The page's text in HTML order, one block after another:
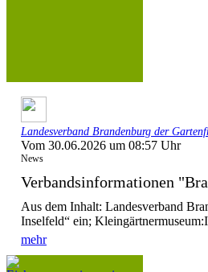
Landesverband Brandenburg der
Vom 30.06.2026 um 08:57 Uhr
News
Verbandsinformationen
Aus dem Inhalt: Landesverband
Inselfeld“ ein;
mehr